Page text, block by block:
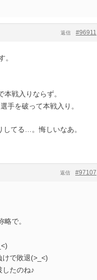
#96911
返信
。
戦入りならず。
手を破って本戦入り。
てる…。悔しいなあ。
#97107
返信
で。
で敗退(>_<)
たのね♪